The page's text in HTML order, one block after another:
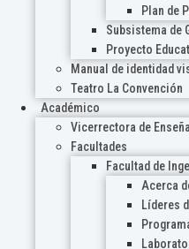
Plan de
Subsistema de
Proyecto
Manual de identidad
Teatro La Convención
Académico
Vicerrectora de
Facultades
Facultad de
Acerca
Líderes